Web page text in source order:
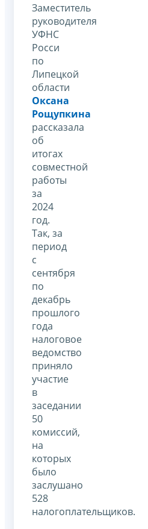
Заместитель
руководителя
УФНС
Росси
по
Липецкой
области
Оксана
Рощупкина
рассказала
об
итогах
совместной
работы
за
2024
год.
Так, за
период
с
сентября
по
декабрь
прошлого
года
налоговое
ведомство
приняло
участие
в
заседании
50
комиссий,
на
которых
было
заслушано
528
налогоплательщиков.